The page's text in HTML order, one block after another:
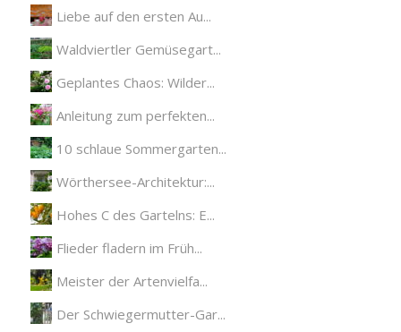
Liebe auf den ersten Au...
Waldviertler Gemüsegart...
Geplantes Chaos: Wilder...
Anleitung zum perfekten...
10 schlaue Sommergarten...
Wörthersee-Architektur:...
Hohes C des Gartelns: E...
Flieder fladern im Früh...
Meister der Artenvielfa...
Der Schwiegermutter-Gar...